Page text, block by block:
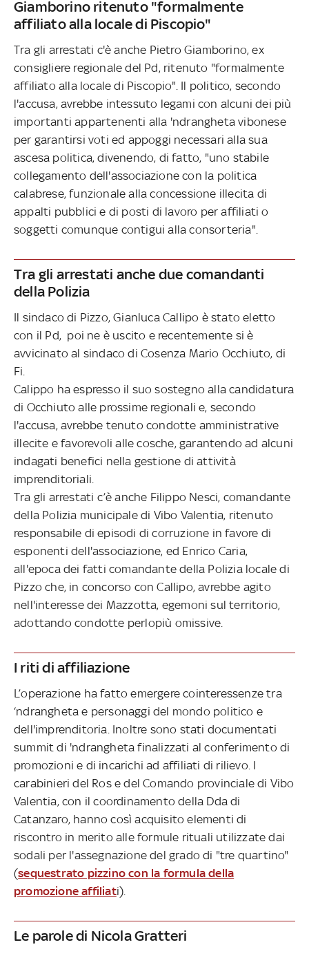
Giamborino ritenuto "formalmente
affiliato alla locale di Piscopio"
Tra gli arrestati c'è anche Pietro Giamborino, ex
consigliere regionale del Pd, ritenuto "formalmente
affiliato alla locale di Piscopio". Il politico, secondo
l'accusa, avrebbe intessuto legami con alcuni dei più
importanti appartenenti alla 'ndrangheta vibonese
per garantirsi voti ed appoggi necessari alla sua
ascesa politica, divenendo, di fatto, "uno stabile
collegamento dell'associazione con la politica
calabrese, funzionale alla concessione illecita di
appalti pubblici e di posti di lavoro per affiliati o
soggetti comunque contigui alla consorteria".
Tra gli arrestati anche due comandanti
della Polizia
Il sindaco di Pizzo, Gianluca Callipo è stato eletto
con il Pd, poi ne è uscito e recentemente si è
avvicinato al sindaco di Cosenza Mario Occhiuto, di
Fi.
Calippo ha espresso il suo sostegno alla candidatura
di Occhiuto alle prossime regionali e, secondo
l'accusa, avrebbe tenuto condotte amministrative
illecite e favorevoli alle cosche, garantendo ad alcuni
indagati benefici nella gestione di attività
imprenditoriali.
Tra gli arrestati c’è anche Filippo Nesci, comandante
della Polizia municipale di Vibo Valentia, ritenuto
responsabile di episodi di corruzione in favore di
esponenti dell'associazione, ed Enrico Caria,
all'epoca dei fatti comandante della Polizia locale di
Pizzo che, in concorso con Callipo, avrebbe agito
nell'interesse dei Mazzotta, egemoni sul territorio,
adottando condotte perlopiù omissive.
I riti di affiliazione
L’operazione ha fatto emergere cointeressenze tra
‘ndrangheta e personaggi del mondo politico e
dell'imprenditoria. Inoltre sono stati documentati
summit di 'ndrangheta finalizzati al conferimento di
promozioni e di incarichi ad affiliati di rilievo. I
carabinieri del Ros e del Comando provinciale di Vibo
Valentia, con il coordinamento della Dda di
Catanzaro, hanno così acquisito elementi di
riscontro in merito alle formule rituali utilizzate dai
sodali per l'assegnazione del grado di "tre quartino"
(sequestrato pizzino con la formula della
promozione affiliati).
Le parole di Nicola Gratteri